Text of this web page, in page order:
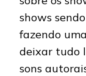
shows
fazendo
deixar tudo
sons